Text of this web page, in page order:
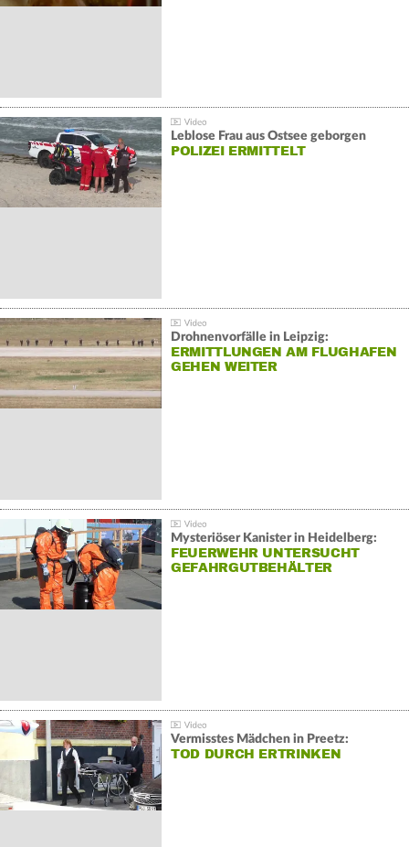
Leblose Frau aus Ostsee geborgen
POLIZEI ERMITTELT
Drohnenvorfälle in Leipzig:
ERMITTLUNGEN AM FLUGHAFEN
GEHEN WEITER
Mysteriöser Kanister in Heidelberg:
FEUERWEHR UNTERSUCHT
GEFAHRGUTBEHÄLTER
Vermisstes Mädchen in Preetz:
TOD DURCH ERTRINKEN